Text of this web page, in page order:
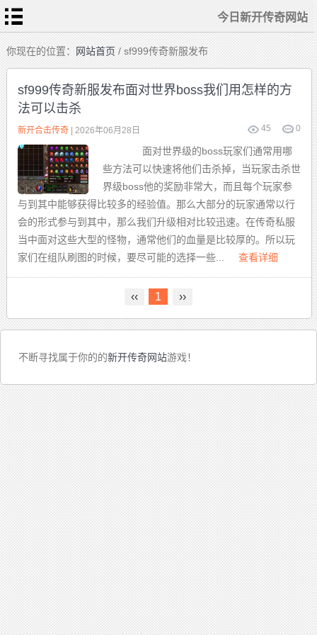
今日新开传奇网站
首
页
今
日
新
开
传
奇
网
站
热
血
传
奇
私
服
传
奇
sf
发
布
站
新
开
合
击
传
奇
你现在的位置：网站首页/ sf999传奇新服发布
sf999传奇新服发布面对世界boss我们用怎样的方
法可以击杀
45 0
新开合击传奇| 2026年06月28日
面对世界级的boss玩家们通常用哪
些方法可以快速将他们击杀掉，当玩家击杀世
界级boss他的奖励非常大，而且每个玩家参
与到其中能够获得比较多的经验值。那么大部分的玩家通常以行
会的形式参与到其中，那么我们升级相对比较迅速。在传奇私服
当中面对这些大型的怪物，通常他们的血量是比较厚的。所以玩
家们在组队刷图的时候，要尽可能的选择一些...
查看详细
‹‹ 1 ››
不断寻找属于你的的新开传奇网站游戏！